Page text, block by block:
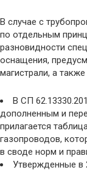
В случае с
по отдельным
разновидности
оснащения,
магистрали, а
В СП
дополненным и
прилагается
газопроводов,
в своде норм и
Утвержденные в